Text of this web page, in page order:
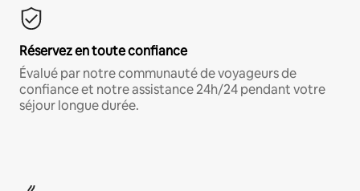
Réservez en toute confiance
Évalué par notre communauté de voyageurs de
confiance et notre assistance 24h/24 pendant votre
séjour longue durée.